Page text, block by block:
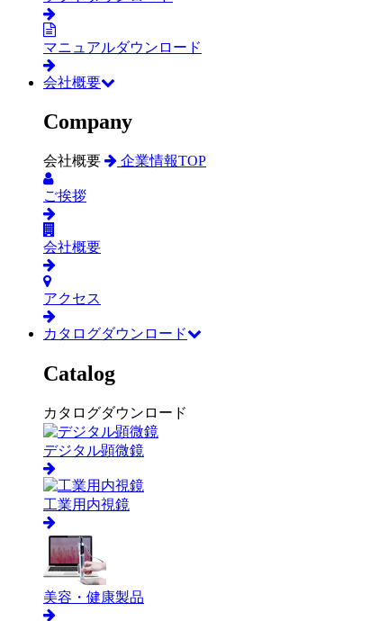
マニュアルダウンロード
会社概要
Company
会社概要 企業情報TOP
ご挨拶
会社概要
アクセス
カタログダウンロード
Catalog
カタログダウンロード
デジタル顕微鏡
工業用内視鏡
美容・健康製品